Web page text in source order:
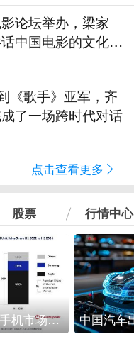
论坛举办，梁家
中国电影的文化建
《歌手》亚军，齐
了一场跨时代对话
点击查看更多
股票 行情中心
苹果拿下高端手机市场65%的份额：iPhone 17系列功不可没